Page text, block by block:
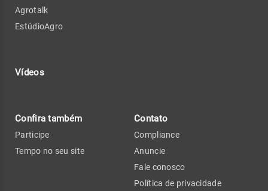
Agrotalk
EstúdioAgro
Vídeos
Confira também
Participe
Tempo no seu site
Contato
Compliance
Anuncie
Fale conosco
Política de privacidade